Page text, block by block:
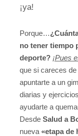
¡ya!
Porque…
no tener tiempo
deporte? ¡Pues
que si careces
apuntarte a un
diarias y
ayudarte a
Desde Salud a
nueva «etapa de